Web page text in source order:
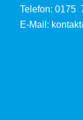
Telefon: 0175
E-Mail: